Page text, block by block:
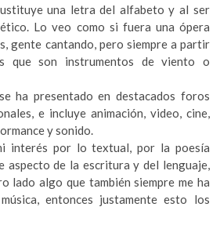
una letra del alfabeto y al ser
Lo veo como si fuera una ópera
gente cantando, pero siempre a partir
que son instrumentos de viento o
ha presentado en destacados foros
e incluye animación, video, cine,
y sonido.
interés por lo textual, por la poesía
aspecto de la escritura y del lenguaje,
lado algo que también siempre me ha
entonces justamente esto los